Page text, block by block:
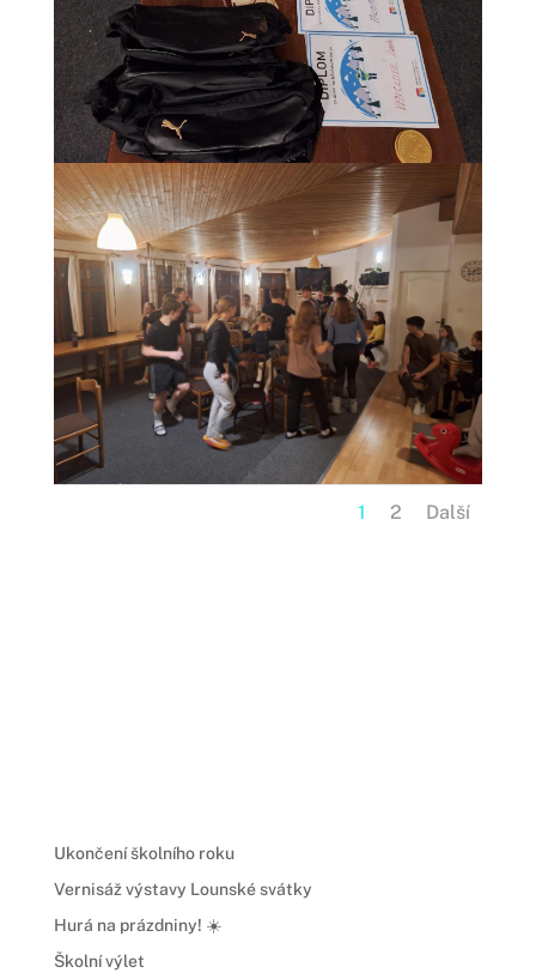
1 2 Další
Ukončení školního roku
Vernisáž výstavy Lounské svátky
Hurá na prázdniny! ☀️
Školní výlet